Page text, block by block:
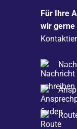
Für Ihre
wir gerne